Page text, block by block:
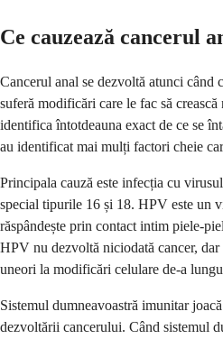
Ce cauzează cancerul
Cancerul anal se dezvoltă atunci când
suferă modificări care le fac să
identifica întotdeauna exact de ce se
au identificat mai mulți factori cheie
Principala cauză este infecția cu
special tipurile 16 și 18. HPV este un
răspândește prin contact intim piele-
HPV nu dezvoltă niciodată cancer,
uneori la modificări celulare de-a
Sistemul dumneavoastră imunitar
dezvoltării cancerului. Când sistemul